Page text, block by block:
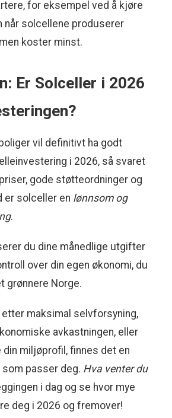
for eksempel ved å kjøre
når solcellene produserer
koster minst.
Er Solceller i 2026
vil definitivt ha godt
i 2026, så svaret
gode støtteordninger og
er solceller en lønnsom og
.
du dine månedlige utgifter
over din egen økonomi, du
grønnere Norge.
etter maksimal selvforsyning,
avkastningen, eller
din miljøprofil, finnes det en
passer deg. Hva venter du
i dag og se hvor mye
deg i 2026 og fremover!